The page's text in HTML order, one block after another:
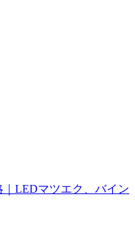
LEDマツエク、バイン